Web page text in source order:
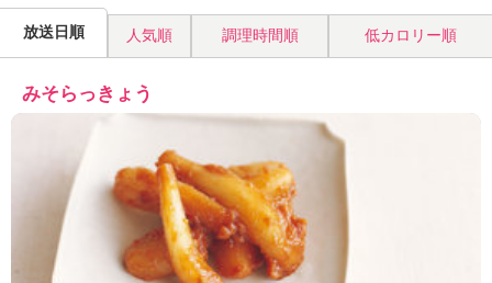
よ
う
H
デ
ュ
ケ
ー
シ
放送日順 人気順 調理時間順 低カロリー順
みそらっきょう